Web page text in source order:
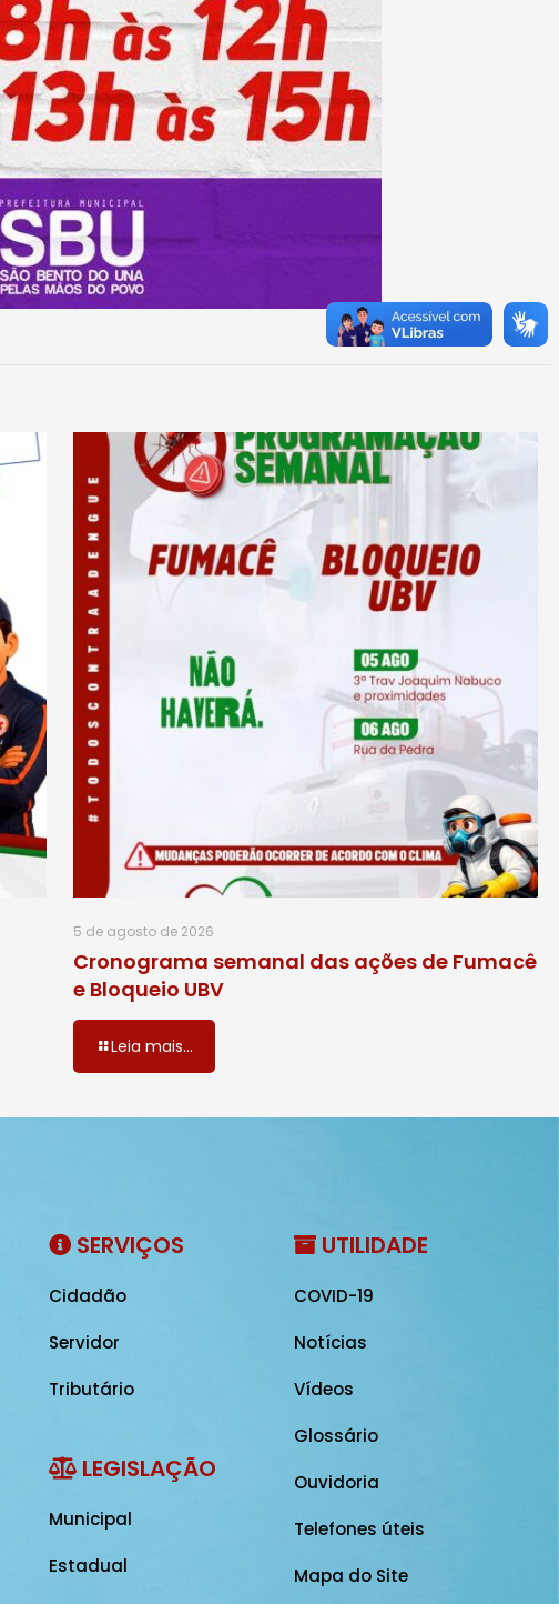
5 de agosto de 2026
Cronograma semanal das ações de Fumacê
e Bloqueio UBV
Leia mais...
SERVIÇOS
Cidadão
Servidor
Tributário
LEGISLAÇÃO
Municipal
Estadual
UTILIDADE
COVID-19
Notícias
Vídeos
Glossário
Ouvidoria
Telefones úteis
Mapa do Site